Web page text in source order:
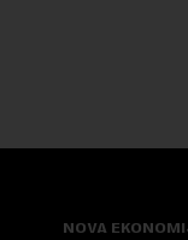
NOVA